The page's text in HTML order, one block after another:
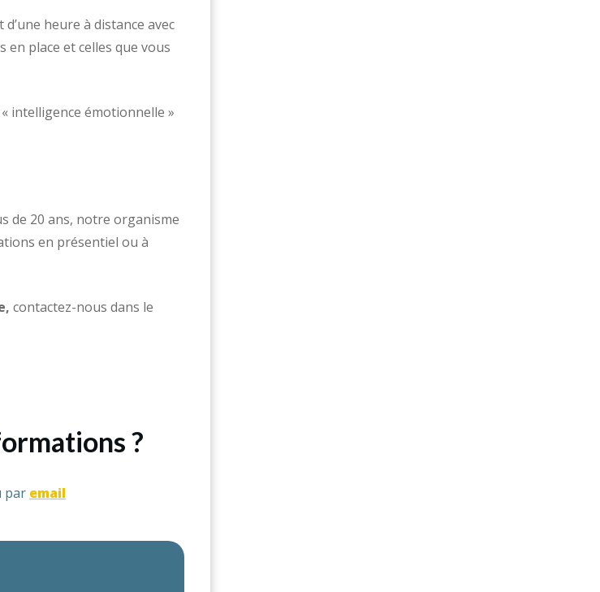
heure à distance avec
place et celles que vous
intelligence émotionnelle »
de 20 ans, notre organisme
en présentiel ou à
contactez-nous dans le
?
par email